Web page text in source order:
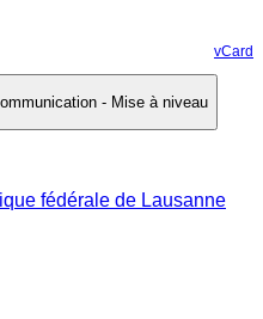
vCard
- Mise à niveau